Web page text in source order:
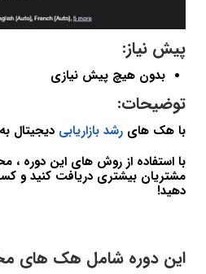
پیش نیاز:
بدون هیچ پیش نیازی
توضیحات:
با هک های رشد بازاریابی دیجیتال
با استفاده از روش های این دوره ،
مشتریان بیشتری دریافت کنید و
دهید!
این دوره شامل هک های